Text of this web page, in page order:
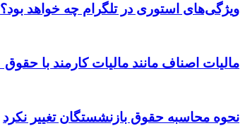
ویژگی‌های استوری در تلگرام چه خواهد بود؟
مالیات اصناف مانند مالیات کارمند با حقوق ۱۱ میلیون تومان است!
نحوه محاسبه حقوق بازنشستگان تغییر نکرد